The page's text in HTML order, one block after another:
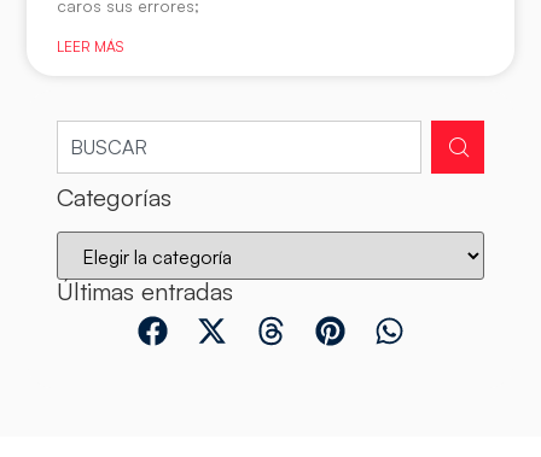
caros sus errores;
LEER MÁS
Categorías
Últimas entradas